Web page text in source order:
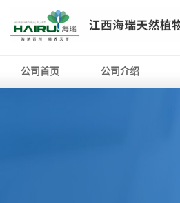
公司首页 公司介绍